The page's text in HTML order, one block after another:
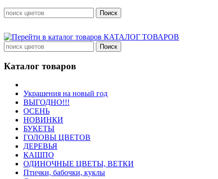
КАТАЛОГ ТОВАРОВ
Каталог товаров
Украшения на новый год
ВЫГОДНО!!!
ОСЕНЬ
НОВИНКИ
БУКЕТЫ
ГОЛОВЫ ЦВЕТОВ
ДЕРЕВЬЯ
КАШПО
ОДИНОЧНЫЕ ЦВЕТЫ, ВЕТКИ
Птички, бабочки, куклы